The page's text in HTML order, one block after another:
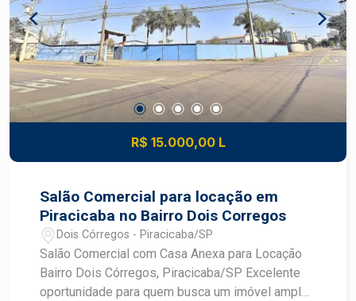
R$ 15.000,00 L
Salão Comercial para locação em
Piracicaba no Bairro Dois Corregos
Dois Córregos - Piracicaba/SP
Salão Comercial com Casa Anexa para Locação
Bairro Dois Córregos, Piracicaba/SP Excelente
oportunidade para quem busca um imóvel amplo,